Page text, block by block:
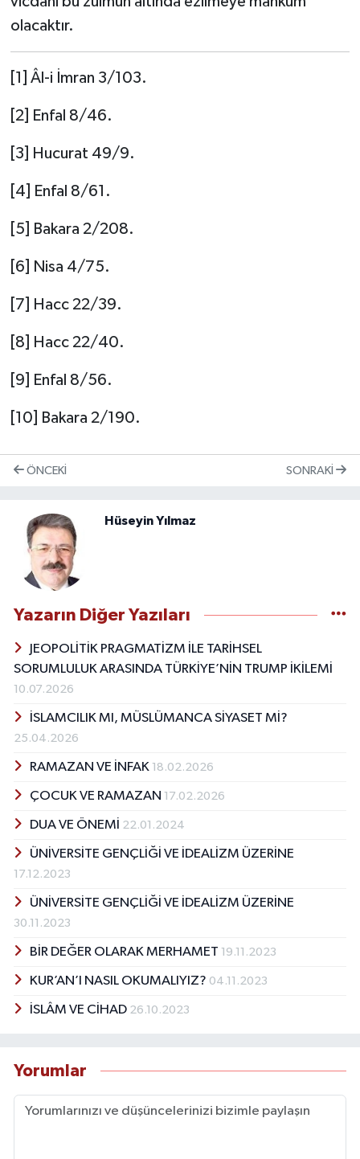
olacaktır.
[1] Âl-i İmran 3/103.
[2] Enfal 8/46.
[3] Hucurat 49/9.
[4] Enfal 8/61.
[5] Bakara 2/208.
[6] Nisa 4/75.
[7] Hacc 22/39.
[8] Hacc 22/40.
[9] Enfal 8/56.
[10] Bakara 2/190.
ÖNCEKI SONRAKI
Hüseyin Yılmaz
Yazarın Diğer Yazıları
JEOPOLİTİK PRAGMATİZM İLE TARİHSEL
SORUMLULUK ARASINDA TÜRKİYE’NİN TRUMP İKİLEMİ
10.07.2026
İSLAMCILIK MI, MÜSLÜMANCA SİYASET Mİ?
25.04.2026
RAMAZAN VE İNFAK 18.02.2026
ÇOCUK VE RAMAZAN 17.02.2026
DUA VE ÖNEMİ 22.01.2024
ÜNİVERSİTE GENÇLİĞİ VE İDEALİZM ÜZERİNE
17.12.2023
ÜNİVERSİTE GENÇLİĞİ VE İDEALİZM ÜZERİNE
30.11.2023
BİR DEĞER OLARAK MERHAMET 19.11.2023
KUR’AN’I NASIL OKUMALIYIZ? 04.11.2023
İSLÂM VE CİHAD 26.10.2023
Yorumlar